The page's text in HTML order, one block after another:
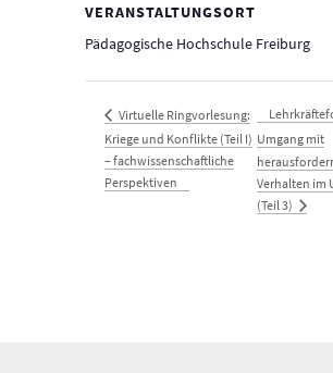
VERANSTALTUNGSORT
Pädagogische Hochschule Freiburg
Virtuelle Ringvorlesung:
Kriege und Konflikte (Teil I)
– fachwissenschaftliche
Perspektiven
Umgang mit
Verhalten im
(Teil 3)